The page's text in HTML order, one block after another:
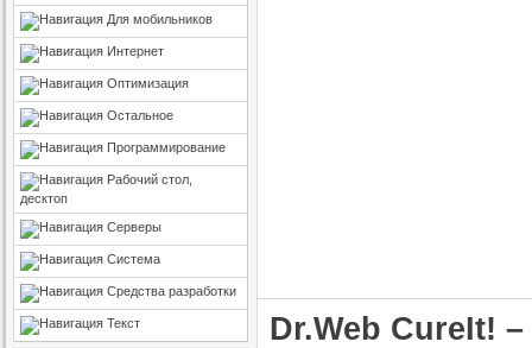
Для мобильников
Интернет
Оптимизация
Остальное
Программирование
Рабочий стол,
десктоп
Серверы
Система
Средства разработки
Текст Dr.Web CureIt!